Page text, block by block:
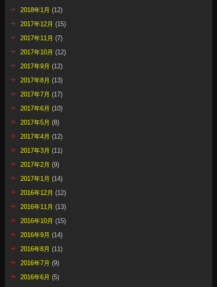
2018年1月 (12)
2017年12月 (15)
2017年11月 (7)
2017年10月 (12)
2017年9月 (12)
2017年8月 (13)
2017年7月 (17)
2017年6月 (10)
2017年5月 (8)
2017年4月 (12)
2017年3月 (11)
2017年2月 (9)
2017年1月 (14)
2016年12月 (12)
2016年11月 (13)
2016年10月 (15)
2016年9月 (14)
2016年8月 (11)
2016年7月 (9)
2016年6月 (5)